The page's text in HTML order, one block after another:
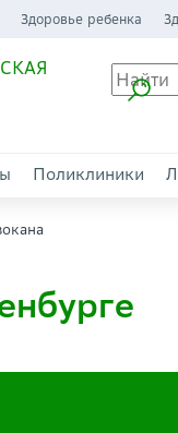
Здоровье ребенка
Поликлиники